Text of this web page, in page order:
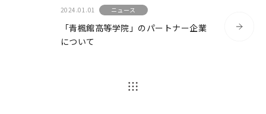
認証取得について
事業内容
2024.01.01 ニュース
「青楓館高等学院」のパートナー企業
について